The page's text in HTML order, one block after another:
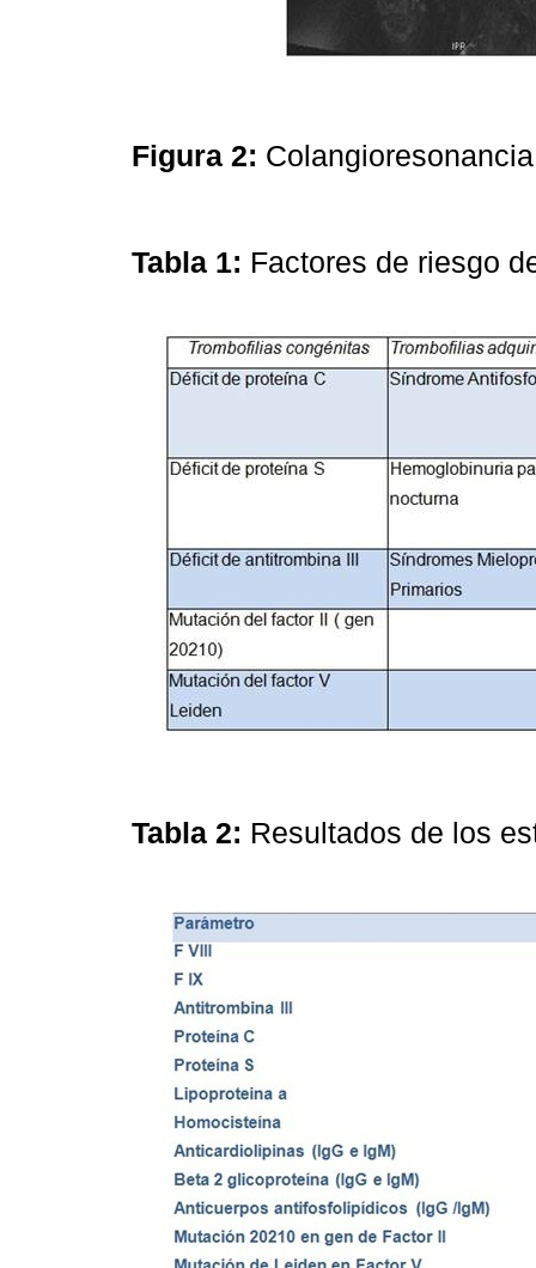
Figura 2:
Tabla 1: Factores de riesgo
Tabla 2: Resultados de los